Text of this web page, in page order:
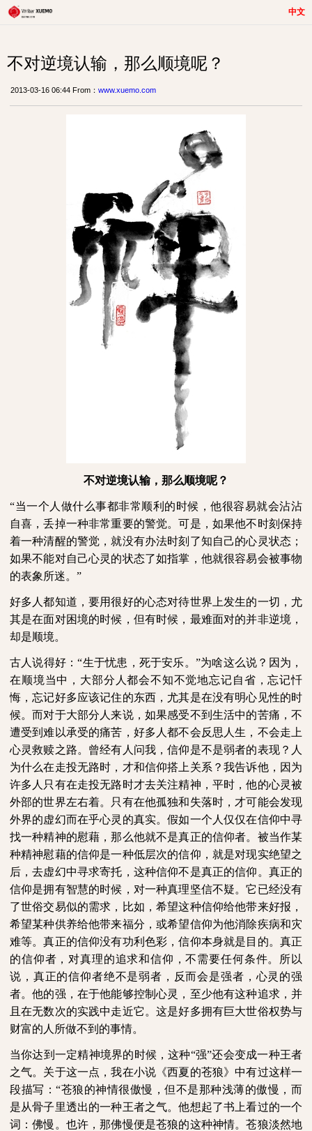
中文
不对逆境认输，那么顺境呢？
2013-03-16 06:44 From： www.xuemo.com
不对逆境认输，那么顺境呢？
“当一个人做什么事都非常顺利的时候，他很容易就会沾沾
自喜，丢掉一种非常重要的警觉。可是，如果他不时刻保持
着一种清醒的警觉，就没有办法时刻了知自己的心灵状态；
如果不能对自己心灵的状态了如指掌，他就很容易会被事物
的表象所迷。”
好多人都知道，要用很好的心态对待世界上发生的一切，尤
其是在面对困境的时候，但有时候，最难面对的并非逆境，
却是顺境。
古人说得好：“生于忧患，死于安乐。”为啥这么说？因为，
在顺境当中，大部分人都会不知不觉地忘记自省，忘记忏
悔，忘记好多应该记住的东西，尤其是在没有明心见性的时
候。而对于大部分人来说，如果感受不到生活中的苦痛，不
遭受到难以承受的痛苦，好多人都不会反思人生，不会走上
心灵救赎之路。曾经有人问我，信仰是不是弱者的表现？人
为什么在走投无路时，才和信仰搭上关系？我告诉他，因为
许多人只有在走投无路时才去关注精神，平时，他的心灵被
外部的世界左右着。只有在他孤独和失落时，才可能会发现
外界的虚幻而在乎心灵的真实。假如一个人仅仅在信仰中寻
找一种精神的慰藉，那么他就不是真正的信仰者。被当作某
种精神慰藉的信仰是一种低层次的信仰，就是对现实绝望之
后，去虚幻中寻求寄托，这种信仰不是真正的信仰。真正的
信仰是拥有智慧的时候，对一种真理坚信不疑。它已经没有
了世俗交易似的需求，比如，希望这种信仰给他带来好报，
希望某种供养给他带来福分，或希望信仰为他消除疾病和灾
难等。真正的信仰没有功利色彩，信仰本身就是目的。真正
的信仰者，对真理的追求和信仰，不需要任何条件。所以
说，真正的信仰者绝不是弱者，反而会是强者，心灵的强
者。他的强，在于他能够控制心灵，至少他有这种追求，并
且在无数次的实践中走近它。这是好多拥有巨大世俗权势与
财富的人所做不到的事情。
当你达到一定精神境界的时候，这种“强”还会变成一种王者
之气。关于这一点，我在小说《西夏的苍狼》中有过这样一
段描写：“苍狼的神情很傲慢，但不是那种浅薄的傲慢，而
是从骨子里透出的一种王者之气。他想起了书上看过的一个
词：佛慢。也许，那佛慢便是苍狼的这种神情。苍狼淡然地